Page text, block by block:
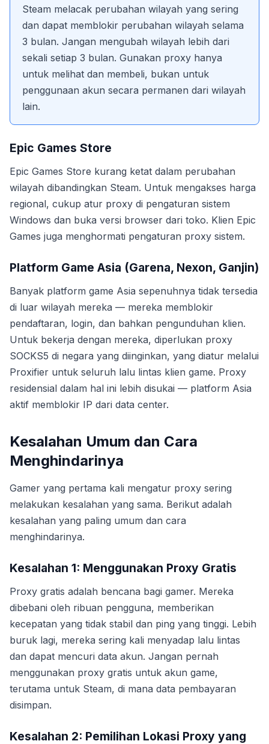
Steam melacak perubahan wilayah yang sering
dan dapat memblokir perubahan wilayah selama
3 bulan. Jangan mengubah wilayah lebih dari
sekali setiap 3 bulan. Gunakan proxy hanya
untuk melihat dan membeli, bukan untuk
penggunaan akun secara permanen dari wilayah
lain.
Epic Games Store
Epic Games Store kurang ketat dalam perubahan
wilayah dibandingkan Steam. Untuk mengakses harga
regional, cukup atur proxy di pengaturan sistem
Windows dan buka versi browser dari toko. Klien Epic
Games juga menghormati pengaturan proxy sistem.
Platform Game Asia (Garena, Nexon, Ganjin)
Banyak platform game Asia sepenuhnya tidak tersedia
di luar wilayah mereka — mereka memblokir
pendaftaran, login, dan bahkan pengunduhan klien.
Untuk bekerja dengan mereka, diperlukan proxy
SOCKS5 di negara yang diinginkan, yang diatur melalui
Proxifier untuk seluruh lalu lintas klien game. Proxy
residensial dalam hal ini lebih disukai — platform Asia
aktif memblokir IP dari data center.
Kesalahan Umum dan Cara
Menghindarinya
Gamer yang pertama kali mengatur proxy sering
melakukan kesalahan yang sama. Berikut adalah
kesalahan yang paling umum dan cara
menghindarinya.
Kesalahan 1: Menggunakan Proxy Gratis
Proxy gratis adalah bencana bagi gamer. Mereka
dibebani oleh ribuan pengguna, memberikan
kecepatan yang tidak stabil dan ping yang tinggi. Lebih
buruk lagi, mereka sering kali menyadap lalu lintas
dan dapat mencuri data akun. Jangan pernah
menggunakan proxy gratis untuk akun game,
terutama untuk Steam, di mana data pembayaran
disimpan.
Kesalahan 2: Pemilihan Lokasi Proxy yang